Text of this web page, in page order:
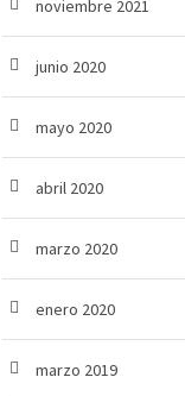
noviembre 2021
junio 2020
mayo 2020
abril 2020
marzo 2020
enero 2020
marzo 2019